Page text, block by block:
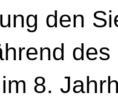
den
8.